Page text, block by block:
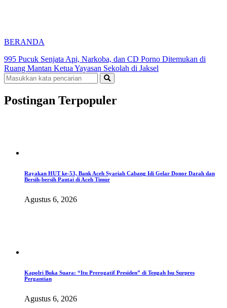
BERANDA
995 Pucuk Senjata Api, Narkoba, dan CD Porno Ditemukan di
Ruang Mantan Ketua Yayasan Sekolah di Jaksel
Postingan Terpopuler
Rayakan HUT ke-53, Bank Aceh Syariah Cabang Idi Gelar Donor Darah dan
Bersih-bersih Pantai di Aceh Timur
Agustus 6, 2026
Kapolri Buka Suara: “Itu Prerogatif Presiden” di Tengah Isu Surpres
Pergantian
Agustus 6, 2026